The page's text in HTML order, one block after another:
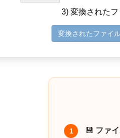
3) 変換された
変換されたファイ
1 💾 ファ